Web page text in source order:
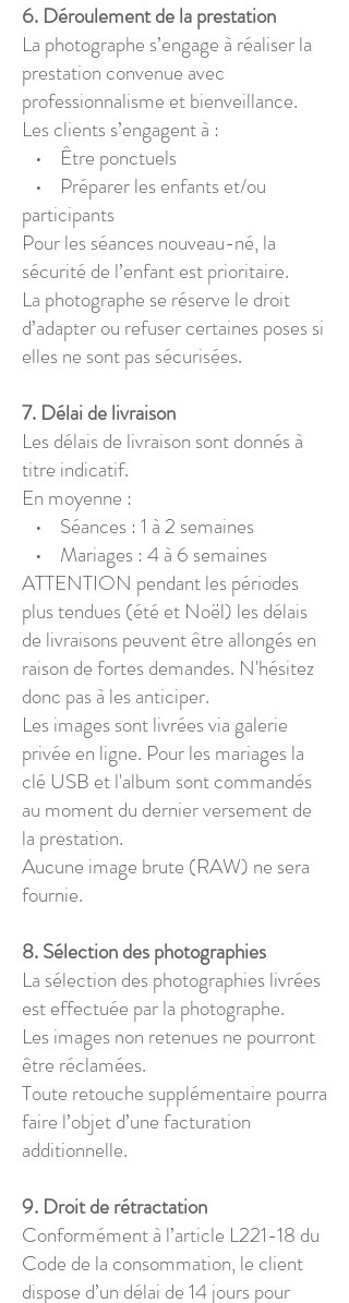
6. Déroulement de la prestation
La photographe s’engage à réaliser la
prestation convenue avec
professionnalisme et bienveillance.
Les clients s’engagent à :
• Être ponctuels
• Préparer les enfants et/ou
participants
Pour les séances nouveau-né, la
sécurité de l’enfant est prioritaire.
La photographe se réserve le droit
d’adapter ou refuser certaines poses si
elles ne sont pas sécurisées.
7. Délai de livraison
Les délais de livraison sont donnés à
titre indicatif.
En moyenne :
• Séances : 1 à 2 semaines
• Mariages : 4 à 6 semaines
ATTENTION pendant les périodes
plus tendues (été et Noël) les délais
de livraisons peuvent être allongés en
raison de fortes demandes. N'hésitez
donc pas à les anticiper.
Les images sont livrées via galerie
privée en ligne. Pour les mariages la
clé USB et l'album sont commandés
au moment du dernier versement de
la prestation.
Aucune image brute (RAW) ne sera
fournie.
8. Sélection des photographies
La sélection des photographies livrées
est effectuée par la photographe.
Les images non retenues ne pourront
être réclamées.
Toute retouche supplémentaire pourra
faire l’objet d’une facturation
additionnelle.
9. Droit de rétractation
Conformément à l’article L221-18 du
Code de la consommation, le client
dispose d’un délai de 14 jours pour